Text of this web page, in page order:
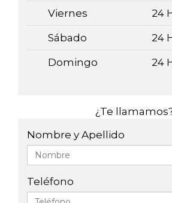
Viernes 24
Sábado 24
Domingo 24
¿Te
Nombre y Apellido
Teléfono